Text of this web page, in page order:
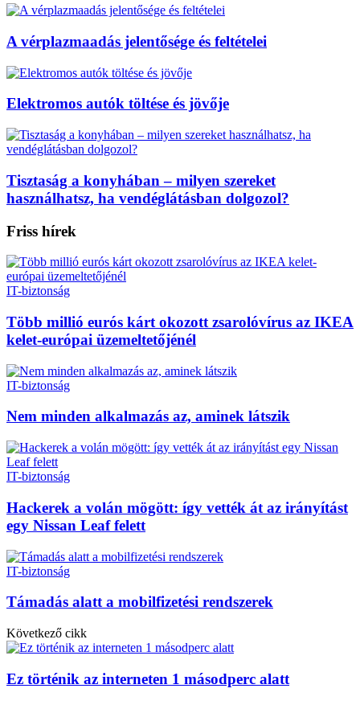
A vérplazmaadás jelentősége és feltételei
Elektromos autók töltése és jövője
Tisztaság a konyhában – milyen szereket
használhatsz, ha vendéglátásban dolgozol?
Friss hírek
IT-biztonság
Több millió eurós kárt okozott zsarolóvírus az IKEA
kelet-európai üzemeltetőjénél
IT-biztonság
Nem minden alkalmazás az, aminek látszik
IT-biztonság
Hackerek a volán mögött: így vették át az irányítást
egy Nissan Leaf felett
IT-biztonság
Támadás alatt a mobilfizetési rendszerek
Következő cikk
Ez történik az interneten 1 másodperc alatt